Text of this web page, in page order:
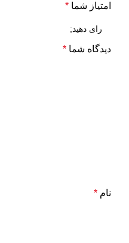
امتیاز شما *
دیدگاه شما *
نام *